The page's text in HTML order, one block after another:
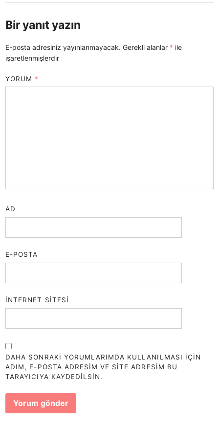
Bir yanıt yazın
E-posta adresiniz yayınlanmayacak. Gerekli alanlar * ile
işaretlenmişlerdir
YORUM *
AD
E-POSTA
İNTERNET SITESI
DAHA SONRAKI YORUMLARIMDA KULLANILMASI IÇIN
ADIM, E-POSTA ADRESIM VE SITE ADRESIM BU
TARAYICIYA KAYDEDILSIN.